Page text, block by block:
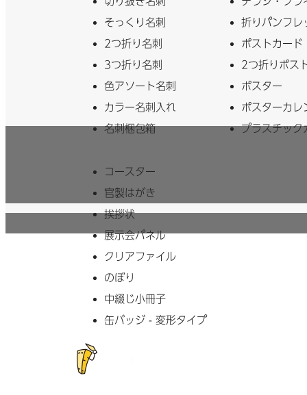
そっくり名刺
2つ折り名刺
3つ折り名刺
色アソート名刺
カラー名刺入れ
名刺梱包箱
折りパンフレ
ポストカード
2つ折りポス
ポスター
ポスターカレ
プラスチック
コースター
官製はがき
挨拶状
展示会パネル
クリアファイル
のぼり
中綴じ小冊子
缶バッジ - 変形タイプ